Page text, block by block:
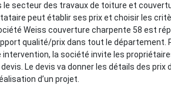
le secteur des travaux de toiture et
peut établir ses prix et choisir les
Weiss couverture charpente 58 est
qualité/prix dans tout le département.
intervention, la société invite les
Le devis va donner les détails des prix
d’un projet.